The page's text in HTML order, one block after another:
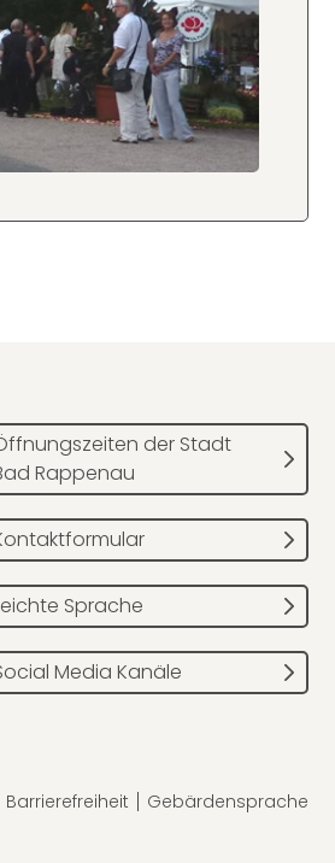
der Stadt
Rappenau
Sprache
Media Kanäle
Barrierefreiheit Gebärdensprache